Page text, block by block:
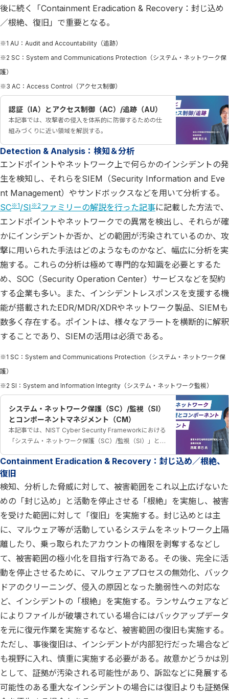
後に続く「Containment Eradication & Recovery：封じ込め
／根絶、復旧」で重要となる。
※1 AU：Audit and Accountability（追跡）
※2 SC：System and Communications Protection（システム・ネットワーク保
護）
※3 AC：Access Control（アクセス制御）
認証（IA）とアクセス制御（AC）/追跡（AU）
本記事では、攻撃者の侵入を体系的に防御するための仕
組みづくりに近い領域を解説する。
Detection & Analysis：検知＆分析
エンドポイントやネットワーク上で何らかのインシデントの発
生を検知し、それらをSIEM（Security Information and Eve
nt Management）やサンドボックスなどを用いて分析する。
SC※1/SI※2 ファミリーの解説を行った記事に記載した方法で、
エンドポイントやネットワークでの異常を検出し、それらが確
かにインシデントか否か、どの範囲が汚染されているのか、攻
撃に用いられた手法はどのようなものかなど、幅広に分析を実
施する。これらの分析は極めて専門的な知識を必要とするた
め、SOC（Security Operation Center）サービスなどを契約
する企業も多い。また、インシデントレスポンスを支援する機
能が搭載されたEDR/MDR/XDRやネットワーク製品、SIEMも
数多く存在する。ポイントは、様々なアラートを横断的に解釈
することであり、SIEMの活用は必須である。
※1 SC：System and Communications Protection（システム・ネットワーク保
護）
※2 SI：System and Information Integrity（システム・ネットワーク監視）
システム・ネットワーク保護（SC）/監視（SI）
とコンポーネントマネジメント（CM）
本記事では、NIST Cyber Security Frameworkにおける
「システム・ネットワーク保護（SC）/監視（SI）」と
ます。
Containment Eradication & Recovery：封じ込め／根絶、
復旧
検知、分析した脅威に対して、被害範囲をこれ以上広げないた
めの「封じ込め」と活動を停止させる「根絶」を実施し、被害
を受けた範囲に対して「復旧」を実施する。封じ込めとは主
に、マルウェア等が活動しているシステムをネットワーク上隔
離したり、乗っ取られたアカウントの権限を剥奪するなどし
て、被害範囲の極小化を目指す行為である。その後、完全に活
動を停止させるために、マルウェアプロセスの無効化、バック
ドアのクリーニング、侵入の原因となった脆弱性への対応な
ど、インシデントの「根絶」を実施する。ランサムウェアなど
によりファイルが破壊されている場合にはバックアップデータ
を元に復元作業を実施するなど、被害範囲の復旧も実施する。
ただし、事後復旧は、インシデントが内部犯行だった場合など
も視野に入れ、慎重に実施する必要がある。故意かどうかは別
として、証拠が汚染される可能性があり、訴訟などに発展する
可能性のある重大なインシデントの場合には復旧よりも証拠保